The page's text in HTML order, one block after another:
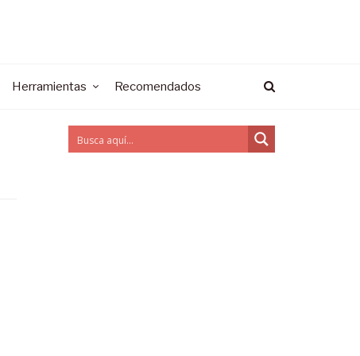
Herramientas Recomendados